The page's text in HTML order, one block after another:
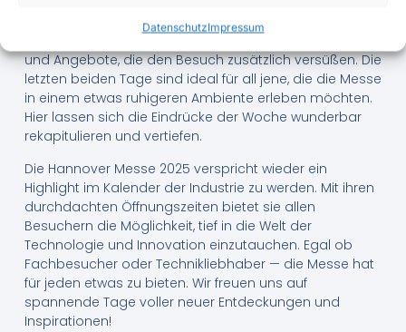
DatenschutzImpressum
und Angebote, die den Besuch zusätzlich versüßen. Die
letzten beiden Tage sind ideal für all jene, die die Messe
in einem etwas ruhigeren Ambiente erleben möchten.
Hier lassen sich die Eindrücke der Woche wunderbar
rekapitulieren und vertiefen.
Die Hannover Messe 2025 verspricht wieder ein
Highlight im Kalender der Industrie zu werden. Mit ihren
durchdachten Öffnungszeiten bietet sie allen
Besuchern die Möglichkeit, tief in die Welt der
Technologie und Innovation einzutauchen. Egal ob
Fachbesucher oder Technikliebhaber — die Messe hat
für jeden etwas zu bieten. Wir freuen uns auf
spannende Tage voller neuer Entdeckungen und
Inspirationen!